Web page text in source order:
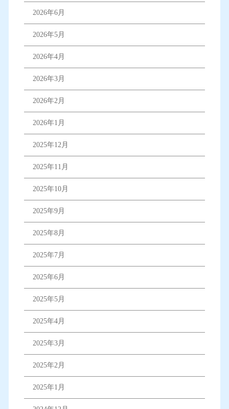
2026年6月
2026年5月
2026年4月
2026年3月
2026年2月
2026年1月
2025年12月
2025年11月
2025年10月
2025年9月
2025年8月
2025年7月
2025年6月
2025年5月
2025年4月
2025年3月
2025年2月
2025年1月